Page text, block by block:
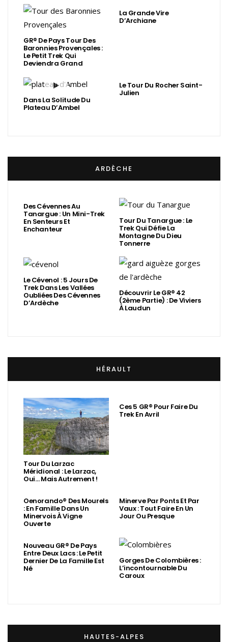
GR® De Pays Tour Des
Baronnies Provençales :
Le Petit Trek Qui
Deviendra Grand
La Grande Vire
D’Archiane
Dans La Solitude Du
Plateau D’Ambel
Le Tour Du Rocher Saint-
Julien
ARDÈCHE
Des Cévennes Au
Tanargue : Un Mini-Trek
En Senteurs Et
Enchanteur
Tour Du Tanargue : Le
Trek Qui Défie La
Montagne Du Dieu
Tonnerre
Le Cévenol : 5 Jours De
Trek Dans Les Vallées
Oubliées Des Cévennes
D’Ardèche
Découvrir Le GR® 42
(2ème Partie) : De Viviers
À Laudun
HÉRAULT
Tour Du Larzac
Méridional : Le Larzac,
Oui… Mais Autrement !
Ces 5 GR® Pour Faire Du
Trek En Avril
Oenorando® Des Mourels
: En Famille Dans Un
Minervois À Vigne
Ouverte
Minerve Par Ponts Et Par
Vaux : Tout Faire En Un
Jour Ou Presque
Nouveau GR® De Pays
Entre Deux Lacs : Le Petit
Dernier De La Famille Est
Né
Gorges De Colombières :
L’incontournable Du
Caroux
HAUTES-ALPES